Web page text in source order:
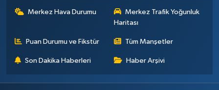
Merkez Hava Durumu
Merkez Trafik Yoğunluk
Haritası
Puan Durumu ve Fikstür Tüm Manşetler
Son Dakika Haberleri Haber Arşivi